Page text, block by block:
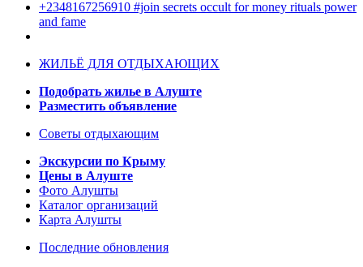
+2348167256910 #join secrets occult for money rituals power
and fame
ЖИЛЬЁ ДЛЯ ОТДЫХАЮЩИХ
Подобрать жилье в Алуште
Разместить объявление
Советы отдыхающим
Экскурсии по Крыму
Цены в Алуште
Фото Алушты
Каталог организаций
Карта Алушты
Последние обновления